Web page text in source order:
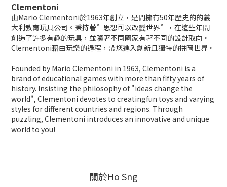
Clementoni
由Mario Clementoni於1963年創立，是間擁有50年歷史的的義
大利教育玩具公司。秉持著”思想可以改變世界”，在這些年間
創造了許多有趣的玩具，並隨著不同國家有著不同的設計取向。
Clementoni藉由玩樂的過程，帶您進入創新且獨特的拼圖世界。
Founded by Mario Clementoni in 1963, Clementoni is a
brand of educational games with more than fifty years of
history. Insisting the philosophy of "ideas change the
world", Clementoni devotes to creatingfun toys and varying
styles for different countries and regions. Through
puzzling, Clementoni introduces an innovative and unique
world to you!
關於Ho Sng